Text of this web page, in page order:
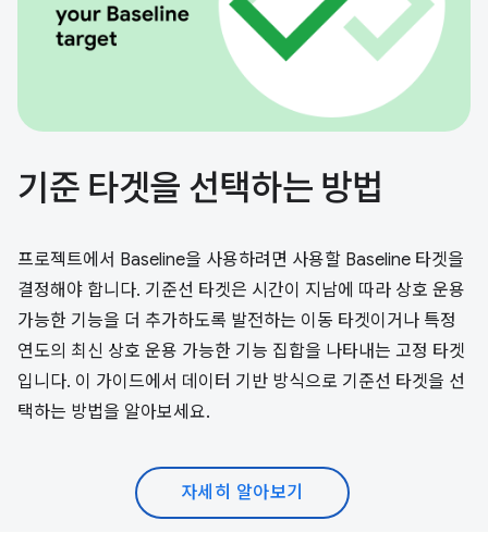
기준 타겟을 선택하는 방법
프로젝트에서 Baseline을 사용하려면 사용할 Baseline 타겟을
결정해야 합니다. 기준선 타겟은 시간이 지남에 따라 상호 운용
가능한 기능을 더 추가하도록 발전하는 이동 타겟이거나 특정
연도의 최신 상호 운용 가능한 기능 집합을 나타내는 고정 타겟
입니다. 이 가이드에서 데이터 기반 방식으로 기준선 타겟을 선
택하는 방법을 알아보세요.
자세히 알아보기